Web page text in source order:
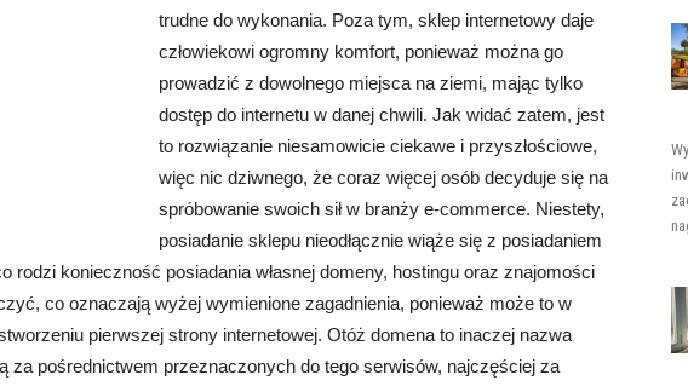
trudne do wykonania. Poza tym, sklep internetowy daje
człowiekowi ogromny komfort, ponieważ można go
prowadzić z dowolnego miejsca na ziemi, mając tylko
dostęp do internetu w danej chwili. Jak widać zatem, jest
to rozwiązanie niesamowicie ciekawe i przyszłościowe,
więc nic dziwnego, że coraz więcej osób decyduje się na
spróbowanie swoich sił w branży e-commerce. Niestety,
posiadanie sklepu nieodłącznie wiąże się z posiadaniem
rodzi konieczność posiadania własnej domeny, hostingu oraz znajomości
co oznaczają wyżej wymienione zagadnienia, ponieważ może to w
pierwszej strony internetowej. Otóż domena to inaczej nazwa
za pośrednictwem przeznaczonych do tego serwisów, najczęściej za